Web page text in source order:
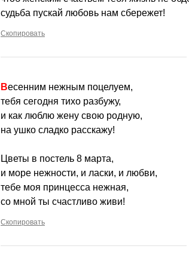
судьба пускай любовь нам сбережет!
Скопировать
Весенним нежным поцелуем,
тебя сегодня тихо разбужу,
и как люблю жену свою родную,
на ушко сладко расскажу!
Цветы в постель 8 марта,
и море нежности, и ласки, и любви,
тебе моя принцесса нежная,
со мной ты счастливо живи!
Скопировать